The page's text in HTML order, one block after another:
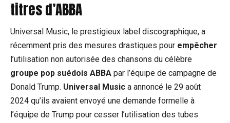
titres d’ABBA
Universal Music, le prestigieux label discographique, a
récemment pris des mesures drastiques pour empêcher
l’utilisation non autorisée des chansons du célèbre
groupe pop suédois ABBA par l’équipe de campagne de
Donald Trump. Universal Music a annoncé le 29 août
2024 qu’ils avaient envoyé une demande formelle à
l’équipe de Trump pour cesser l’utilisation des tubes